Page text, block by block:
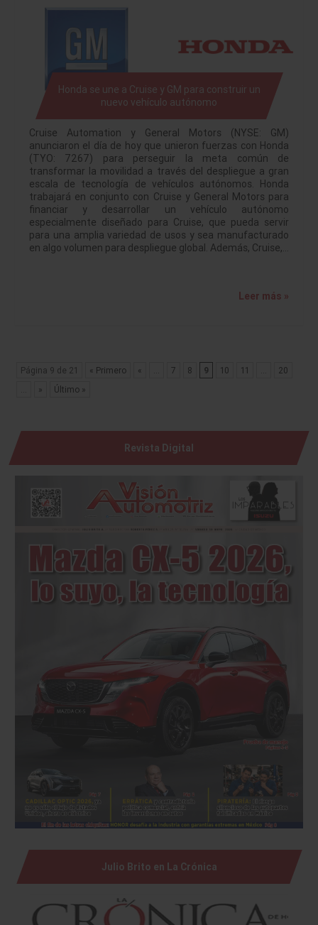
Honda se une a Cruise y GM para construir un
nuevo vehículo autónomo
Cruise Automation y General Motors (NYSE: GM)
anunciaron el día de hoy que unieron fuerzas con Honda
(TYO: 7267) para perseguir la meta común de
transformar la movilidad a través del despliegue a gran
escala de tecnología de vehículos autónomos. Honda
trabajará en conjunto con Cruise y General Motors para
financiar y desarrollar un vehículo autónomo
especialmente diseñado para Cruise, que pueda servir
para una amplia variedad de usos y sea manufacturado
en algo volumen para despliegue global. Además, Cruise,…
Leer más »
Página 9 de 21 « Primero « 7 8 9 10 11
20
» Último »
Revista Digital
Julio Brito en La Crónica